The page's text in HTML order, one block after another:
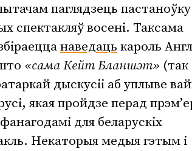
паглядзець пастаноўку
спектакляў восені. Таксама
наведаць кароль
«сама Кейт Бланшэт» (так
дыскусіі аб уплыве
якая пройдзе перад
для беларускіх
Некаторыя медыя гэтым і